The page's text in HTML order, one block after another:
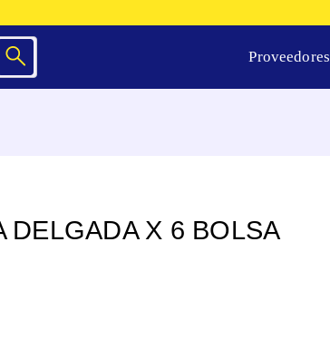
Proveedores
DELGADA X 6 BOLSA